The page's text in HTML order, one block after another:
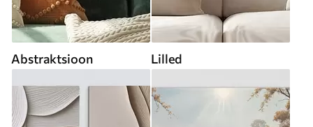
Abstraktsioon Lilled